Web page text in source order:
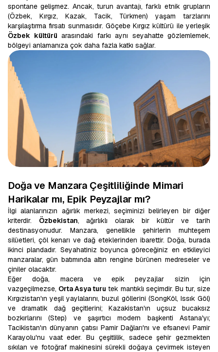
spontane gelişmez. Ancak, turun avantajı, farklı etnik grupların
(Özbek, Kırgız, Kazak, Tacik, Türkmen) yaşam tarzlarını
karşılaştırma fırsatı sunmasıdır. Göçebe Kırgız kültürü ile yerleşik
Özbek kültürü arasındaki farkı aynı seyahatte gözlemlemek,
bölgeyi anlamanıza çok daha fazla katkı sağlar.
Doğa ve Manzara Çeşitliliğinde Mimari
Harikalar mı, Epik Peyzajlar mı?
İlgi alanlarınızın ağırlık merkezi, seçiminizi belirleyen bir diğer
kriterdir. Özbekistan, ağırlıklı olarak bir kültür ve tarih
destinasyonudur. Manzara, genellikle şehirlerin muhteşem
silüetleri, çöl kenarı ve dağ eteklerinden ibarettir. Doğa, burada
ikinci plandadır. Seyahatiniz boyunca göreceğiniz en etkileyici
manzaralar, gün batımında altın rengine bürünen medreseler ve
çiniler olacaktır.
Eğer doğa, macera ve epik peyzajlar sizin için
vazgeçilmezse, Orta Asya turu tek mantıklı seçimdir. Bu tur, size
Kırgızistan'ın yeşil yaylalarını, buzul göllerini (SongKöl, Issık Göl)
ve dramatik dağ geçitlerini; Kazakistan'ın uçsuz bucaksız
bozkırlarını (Step) ve şaşırtıcı modern başkenti Astana'yı;
Tacikistan'ın dünyanın çatısı Pamir Dağları'nı ve efsanevi Pamir
Karayolu'nu vaat eder. Bu çeşitlilik, sadece şehir gezmekten
sıkılan ve fotoğraf makinesini sürekli doğaya çevirmek isteyen